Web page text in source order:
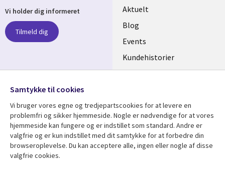
Useful
links
DENMARK
Aktuelt
Blog
Events
Kundehistorier
Videoer
Se mere
Library
Artikler
Support
Vi holder dig informeret
Tilmeld dig
Media
DENMARK
Samtykke til cookies
Vi bruger vores egne og tredjepartscookies for at levere en
problemfri og sikker hjemmeside. Nogle er nødvendige for at vores
hjemmeside kan fungere og er indstillet som standard. Andre er
valgfrie og er kun indstillet med dit samtykke for at forbedre din
browseroplevelse. Du kan acceptere alle, ingen eller nogle af disse
valgfrie cookies.